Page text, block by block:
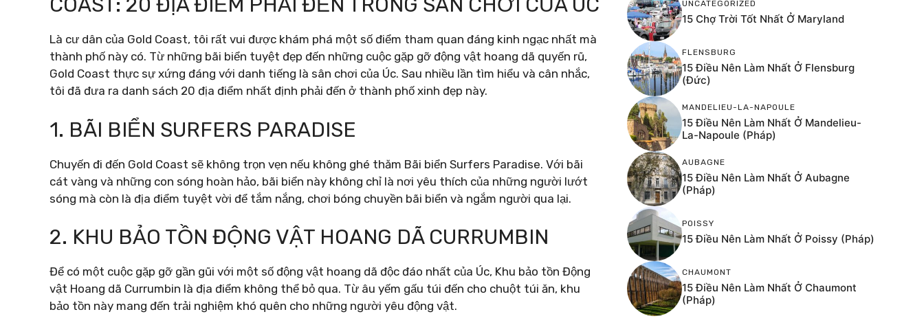
Là cư dân của Gold Coast, tôi rất vui được khám phá một số điểm tham quan đáng kinh ngạc nhất mà
thành phố này có. Từ những bãi biển tuyệt đẹp đến những cuộc gặp gỡ động vật hoang dã quyến rũ,
Gold Coast thực sự xứng đáng với danh tiếng là sân chơi của Úc. Sau nhiều lần tìm hiểu và cân nhắc,
tôi đã đưa ra danh sách 20 địa điểm nhất định phải đến ở thành phố xinh đẹp này.
1. BÃI BIỂN SURFERS PARADISE
Chuyến đi đến Gold Coast sẽ không trọn vẹn nếu không ghé thăm Bãi biển Surfers Paradise. Với bãi
cát vàng và những con sóng hoàn hảo, bãi biển này không chỉ là nơi yêu thích của những người lướt
sóng mà còn là địa điểm tuyệt vời để tắm nắng, chơi bóng chuyền bãi biển và ngắm người qua lại.
2. KHU BẢO TỒN ĐỘNG VẬT HOANG DÃ CURRUMBIN
Để có một cuộc gặp gỡ gần gũi với một số động vật hoang dã độc đáo nhất của Úc, Khu bảo tồn Động
vật Hoang dã Currumbin là địa điểm không thể bỏ qua. Từ âu yếm gấu túi đến cho chuột túi ăn, khu
bảo tồn này mang đến trải nghiệm khó quên cho những người yêu động vật.
UNCATEGORIZED
15 Chợ Trời Tốt Nhất Ở Maryland
FLENSBURG
15 Điều Nên Làm Nhất Ở Flensburg
(Đức)
MANDELIEU-LA-NAPOULE
15 Điều Nên Làm Nhất Ở Mandelieu-
La-Napoule (Pháp)
AUBAGNE
15 Điều Nên Làm Nhất Ở Aubagne
(Pháp)
POISSY
15 Điều Nên Làm Nhất Ở Poissy (Pháp)
CHAUMONT
15 Điều Nên Làm Nhất Ở Chaumont
(Pháp)